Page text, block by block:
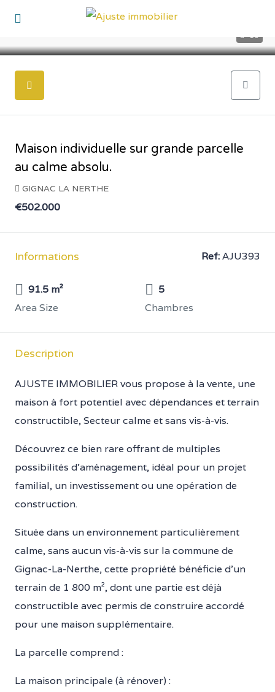
10
Maison individuelle sur grande parcelle
au calme absolu.
GIGNAC LA NERTHE
€502.000
Informations Ref:AJU393
91.5 m²
Area Size
5
Chambres
Description
AJUSTE IMMOBILIER vous propose à la vente, une
maison à fort potentiel avec dépendances et terrain
constructible, Secteur calme et sans vis-à-vis.
Découvrez ce bien rare offrant de multiples
possibilités d’aménagement, idéal pour un projet
familial, un investissement ou une opération de
construction.
Située dans un environnement particulièrement
calme, sans aucun vis-à-vis sur la commune de
Gignac-La-Nerthe, cette propriété bénéficie d’un
terrain de 1 800 m², dont une partie est déjà
constructible avec permis de construire accordé
pour une maison supplémentaire.
La parcelle comprend :
La maison principale (à rénover) :